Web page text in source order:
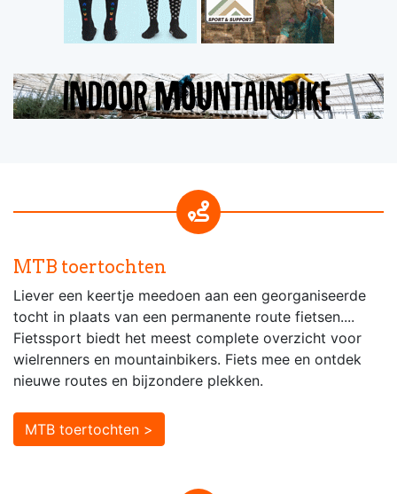
MTB toertochten
Liever een keertje meedoen aan een georganiseerde
tocht in plaats van een permanente route fietsen....
Fietssport biedt het meest complete overzicht voor
wielrenners en mountainbikers. Fiets mee en ontdek
nieuwe routes en bijzondere plekken.
MTB toertochten >